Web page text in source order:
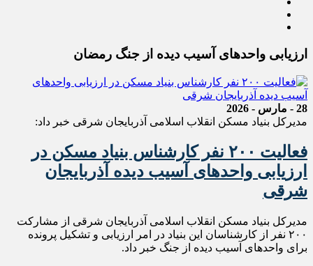
ارزیابی واحدهای آسیب دیده از جنگ رمضان
28 - مارس - 2026
مدیرکل بنیاد مسکن انقلاب اسلامی آذربایجان شرقی خبر داد:
فعالیت ۲۰۰ نفر کارشناس بنیاد مسکن در
ارزیابی واحدهای آسیب دیده آذربایجان
شرقی
مدیرکل بنیاد مسکن انقلاب اسلامی آذربایجان شرقی از مشارکت
۲۰۰ نفر از کارشناسان این بنیاد در امر ارزیابی و تشکیل پرونده
برای واحدهای آسیب دیده از جنگ خبر داد.